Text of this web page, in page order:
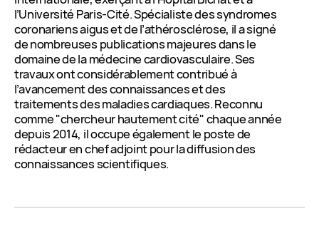
l’Université Paris-Cité. Spécialiste des syndromes
coronariens aigus et de l’athérosclérose, il a signé
de nombreuses publications majeures dans le
domaine de la médecine cardiovasculaire. Ses
travaux ont considérablement contribué à
l’avancement des connaissances et des
traitements des maladies cardiaques. Reconnu
comme "chercheur hautement cité" chaque année
depuis 2014, il occupe également le poste de
rédacteur en chef adjoint pour la diffusion des
connaissances scientifiques.